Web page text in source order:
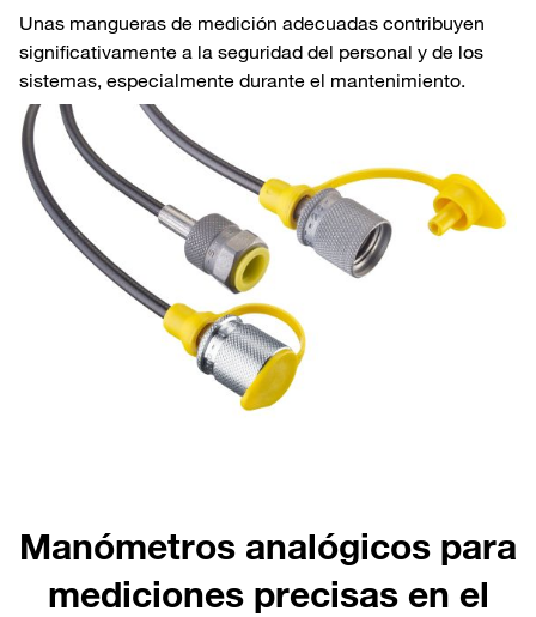
Unas mangueras de medición adecuadas contribuyen
significativamente a la seguridad del personal y de los
sistemas, especialmente durante el mantenimiento.
Manómetros analógicos para
mediciones precisas en el